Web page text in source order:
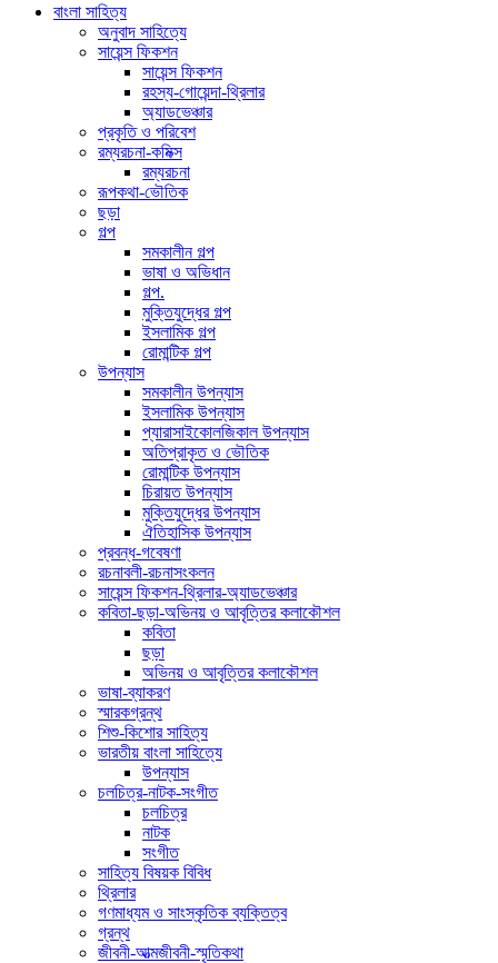
বাংলা সাহিত্য
অনুবাদ সাহিত্যে
সায়েন্স ফিকশন
সায়েন্স ফিকশন
রহস্য-গোয়েন্দা-থ্রিলার
অ্যাডভেঞ্চার
প্রকৃতি ও পরিবেশ
রম্যরচনা-কমিক্স
রম্যরচনা
রূপকথা-ভৌতিক
ছড়া
গল্প
সমকালীন গল্প
ভাষা ও অভিধান
গল্প.
মুক্তিযুদ্ধের গল্প
ইসলামিক গল্প
রোমান্টিক গল্প
উপন্যাস
সমকালীন উপন্যাস
ইসলামিক উপন্যাস
প্যারাসাইকোলজিকাল উপন্যাস
অতিপ্রাকৃত ও ভৌতিক
রোমান্টিক উপন্যাস
চিরায়ত উপন্যাস
মুক্তিযুদ্ধের উপন্যাস
ঐতিহাসিক উপন্যাস
প্রবন্ধ-গবেষণা
রচনাবলী-রচনাসংকলন
সায়েন্স ফিকশন-থ্রিলার-অ্যাডভেঞ্চার
কবিতা-ছড়া-অভিনয় ও আবৃত্তির কলাকৌশল
কবিতা
ছড়া
অভিনয় ও আবৃত্তির কলাকৌশল
ভাষা-ব্যাকরণ
স্মারকগ্রন্থ
শিশু-কিশোর সাহিত্য
ভারতীয় বাংলা সাহিত্যে
উপন্যাস
চলচিত্র-নাটক-সংগীত
চলচিত্র
নাটক
সংগীত
সাহিত্য বিষয়ক বিবিধ
থ্রিলার
গণমাধ্যম ও সাংস্কৃতিক ব্যক্তিত্ব
গ্রন্থ
জীবনী-আত্মজীবনী-স্মৃতিকথা